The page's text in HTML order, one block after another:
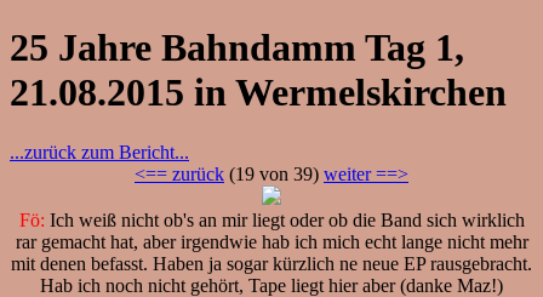
25 Jahre Bahndamm Tag 1,
21.08.2015 in Wermelskirchen
...zurück zum Bericht...
<== zurück (19 von 39) weiter ==>
Fö: Ich weiß nicht ob's an mir liegt oder ob die Band sich wirklich
rar gemacht hat, aber irgendwie hab ich mich echt lange nicht mehr
mit denen befasst. Haben ja sogar kürzlich ne neue EP rausgebracht.
Hab ich noch nicht gehört, Tape liegt hier aber (danke Maz!)